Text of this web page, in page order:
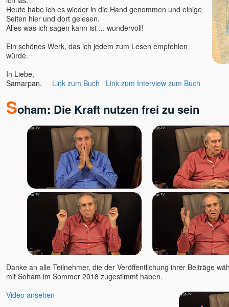
Heute habe ich es wieder in die Hand genommen und einige
Seiten hier und dort gelesen.
Alles was ich sagen kann ist ... wundervoll!
Ein schönes Werk, das ich jedem zum Lesen empfehlen
würde.
In Liebe,
Samarpan. Link zum Buch Link zum Interview zum Buch
Soham: Die Kraft nutzen frei zu sein
Danke an alle Teilnehmer, die der Veröffentlichung ihrer Beiträge
mit Soham im Sommer 2018 zugestimmt haben.
Video ansehen